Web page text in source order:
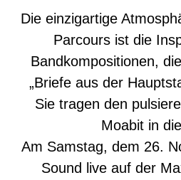
Die einzigartige
Parcours ist die
Bandkompositionen,
„Briefe aus der
Sie tragen den
Moabit in
Am Samstag, dem 26.
Sound live auf der